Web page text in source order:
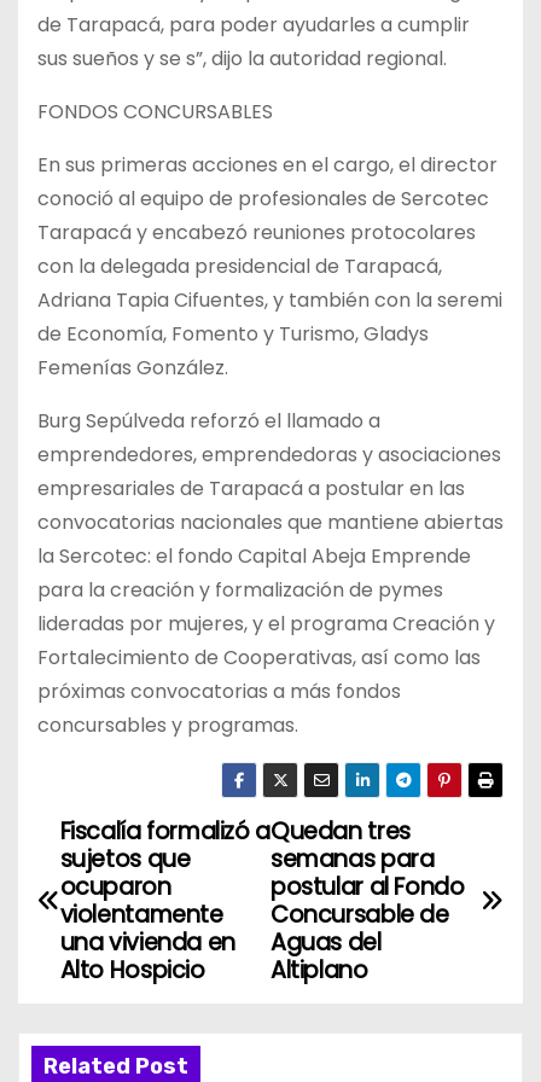
de Tarapacá, para poder ayudarles a cumplir
sus sueños y se s”, dijo la autoridad regional.
FONDOS CONCURSABLES
En sus primeras acciones en el cargo, el director
conoció al equipo de profesionales de Sercotec
Tarapacá y encabezó reuniones protocolares
con la delegada presidencial de Tarapacá,
Adriana Tapia Cifuentes, y también con la seremi
de Economía, Fomento y Turismo, Gladys
Femenías González.
Burg Sepúlveda reforzó el llamado a
emprendedores, emprendedoras y asociaciones
empresariales de Tarapacá a postular en las
convocatorias nacionales que mantiene abiertas
la Sercotec: el fondo Capital Abeja Emprende
para la creación y formalización de pymes
lideradas por mujeres, y el programa Creación y
Fortalecimiento de Cooperativas, así como las
próximas convocatorias a más fondos
concursables y programas.
N
a
g
Quedan tres
semanas para
postular al Fondo
Concursable de
Aguas del
Altiplano
Fiscalía formalizó a
sujetos que
ocuparon
violentamente
una vivienda en
Alto Hospicio
Related Post